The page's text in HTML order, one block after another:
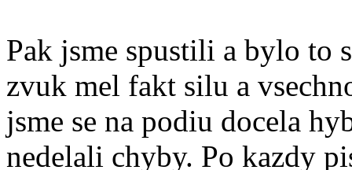
Pak jsme spustili a bylo to
zvuk mel fakt silu a
jsme se na podiu docela
nedelali chyby. Po kazdy